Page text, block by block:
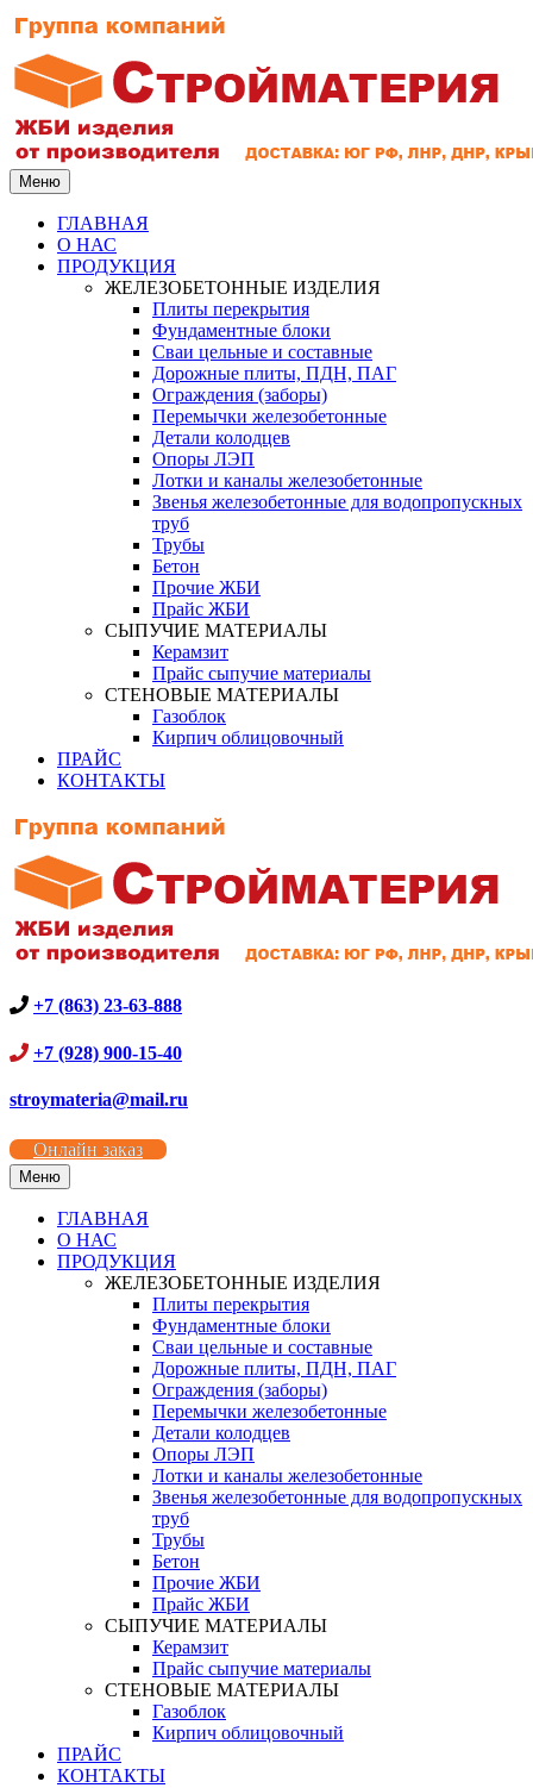
Меню
ГЛАВНАЯ
О НАС
ПРОДУКЦИЯ
ЖЕЛЕЗОБЕТОННЫЕ ИЗДЕЛИЯ
Плиты перекрытия
Фундаментные блоки
Сваи цельные и составные
Дорожные плиты, ПДН, ПАГ
Ограждения (заборы)
Перемычки железобетонные
Детали колодцев
Опоры ЛЭП
Лотки и каналы железобетонные
Звенья железобетонные для водопропускных
труб
Трубы
Бетон
Прочие ЖБИ
Прайс ЖБИ
СЫПУЧИЕ МАТЕРИАЛЫ
Керамзит
Прайс сыпучие материалы
СТЕНОВЫЕ МАТЕРИАЛЫ
Газоблок
Кирпич облицовочный
ПРАЙС
КОНТАКТЫ
+7 (863) 23-63-888
+7 (928) 900-15-40
stroymateria@mail.ru
Онлайн заказ
Меню
ГЛАВНАЯ
О НАС
ПРОДУКЦИЯ
ЖЕЛЕЗОБЕТОННЫЕ ИЗДЕЛИЯ
Плиты перекрытия
Фундаментные блоки
Сваи цельные и составные
Дорожные плиты, ПДН, ПАГ
Ограждения (заборы)
Перемычки железобетонные
Детали колодцев
Опоры ЛЭП
Лотки и каналы железобетонные
Звенья железобетонные для водопропускных
труб
Трубы
Бетон
Прочие ЖБИ
Прайс ЖБИ
СЫПУЧИЕ МАТЕРИАЛЫ
Керамзит
Прайс сыпучие материалы
СТЕНОВЫЕ МАТЕРИАЛЫ
Газоблок
Кирпич облицовочный
ПРАЙС
КОНТАКТЫ